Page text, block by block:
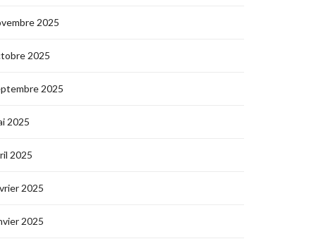
2025
2025
2025
2025
2025
2025
2025